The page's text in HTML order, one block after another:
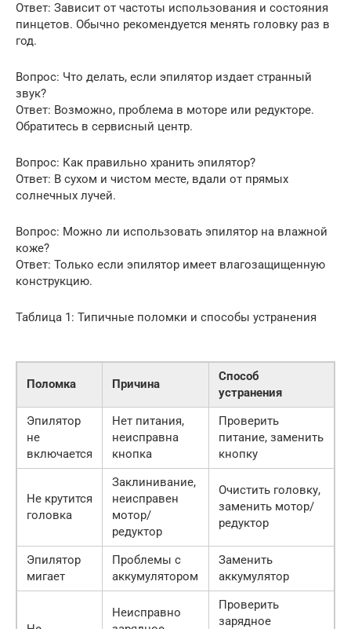
Ответ: Зависит от частоты использования и состояния
пинцетов. Обычно рекомендуется менять головку раз в
год.
Вопрос: Что делать, если эпилятор издает странный
звук?
Ответ: Возможно, проблема в моторе или редукторе.
Обратитесь в сервисный центр.
Вопрос: Как правильно хранить эпилятор?
Ответ: В сухом и чистом месте, вдали от прямых
солнечных лучей.
Вопрос: Можно ли использовать эпилятор на влажной
коже?
Ответ: Только если эпилятор имеет влагозащищенную
конструкцию.
Таблица 1: Типичные поломки и способы устранения
Поломка Причина
Способ
устранения
Эпилятор
не
включается
Нет питания,
неисправна
кнопка
Проверить
питание, заменить
кнопку
Не крутится
головка
Заклинивание,
неисправен
мотор/
редуктор
Очистить головку,
заменить мотор/
редуктор
Эпилятор
мигает
Проблемы с
аккумулятором
Заменить
аккумулятор
Неисправно
Проверить
зарядное